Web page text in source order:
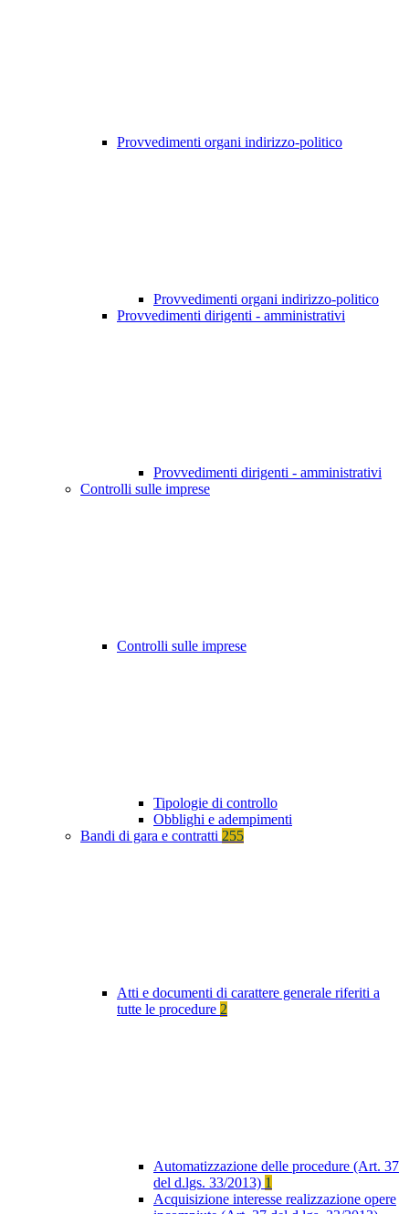
Provvedimenti organi indirizzo-politico
Provvedimenti organi indirizzo-politico
Provvedimenti dirigenti - amministrativi
Provvedimenti dirigenti - amministrativi
Controlli sulle imprese
Controlli sulle imprese
Tipologie di controllo
Obblighi e adempimenti
Bandi di gara e contratti 255
Atti e documenti di carattere generale riferiti a
tutte le procedure 2
Automatizzazione delle procedure (Art. 37
del d.lgs. 33/2013) 1
Acquisizione interesse realizzazione opere